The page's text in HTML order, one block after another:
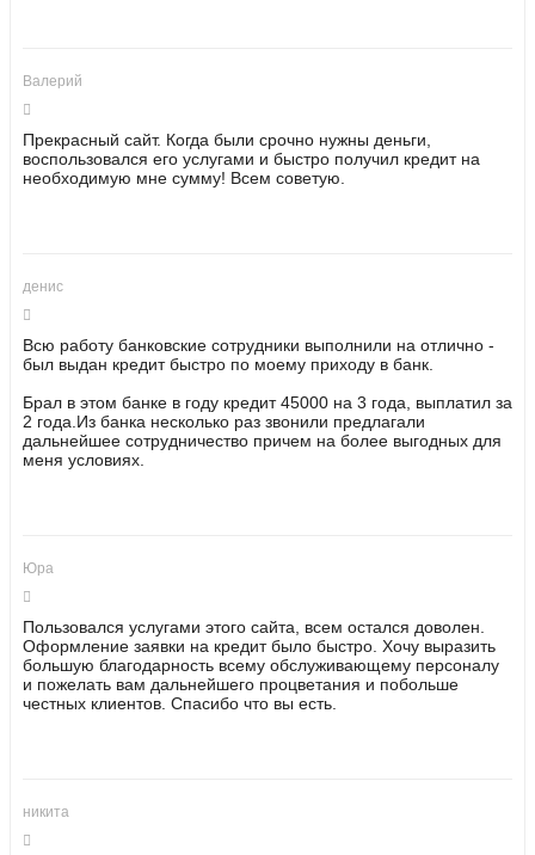
Валерий
Прекрасный сайт. Когда были срочно нужны деньги,
воспользовался его услугами и быстро получил кредит на
необходимую мне сумму! Всем советую.
денис
Всю работу банковские сотрудники выполнили на отлично -
был выдан кредит быстро по моему приходу в банк.
Брал в этом банке в году кредит 45000 на 3 года, выплатил за
2 года.Из банка несколько раз звонили предлагали
дальнейшее сотрудничество причем на более выгодных для
меня условиях.
Юра
Пользовался услугами этого сайта, всем остался доволен.
Оформление заявки на кредит было быстро. Хочу выразить
большую благодарность всему обслуживающему персоналу
и пожелать вам дальнейшего процветания и побольше
честных клиентов. Спасибо что вы есть.
никита